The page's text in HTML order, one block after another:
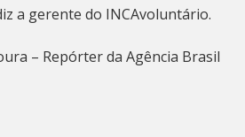
a gerente do INCAvoluntário.
– Repórter da Agência Brasil